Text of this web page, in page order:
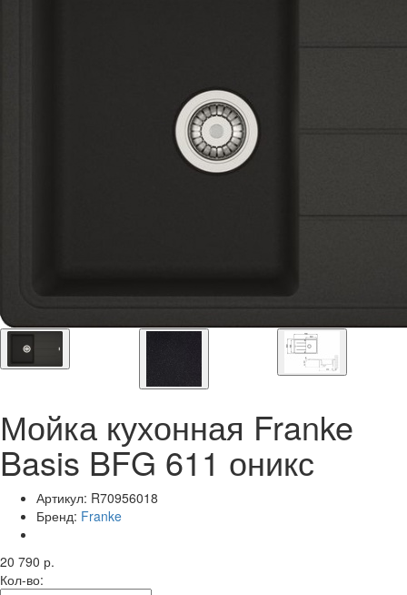
Мойка кухонная Franke
Basis BFG 611 оникс
Артикул: R70956018
Бренд: Franke
20 790 р.
Кол-во: